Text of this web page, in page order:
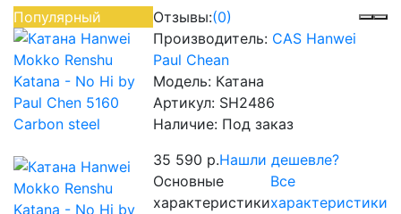
Популярный Отзывы:(0)
Производитель: CAS Hanwei
Paul Chean
Модель: Катана
Артикул: SH2486
Наличие: Под заказ
35 590 р.Нашли дешевле?
Основные
характеристики
Все
характеристики